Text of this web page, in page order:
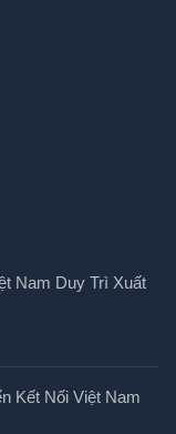
Nam Duy Trì Xuất
Kết Nối Việt Nam